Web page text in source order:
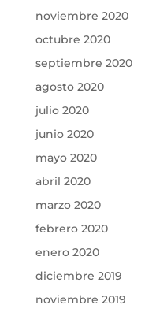
noviembre 2020
octubre 2020
septiembre 2020
agosto 2020
julio 2020
junio 2020
mayo 2020
abril 2020
marzo 2020
febrero 2020
enero 2020
diciembre 2019
noviembre 2019